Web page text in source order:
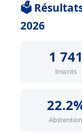
🗳️
2026
1 741
Inscrits
Abstention